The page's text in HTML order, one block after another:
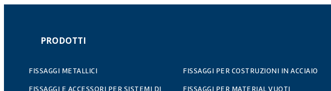
PRODOTTI
FISSAGGI METALLICI FISSAGGI PER COSTRUZIONI IN ACCIAIO
FISSAGGI E ACCESSORI PER SISTEMI DI
FISSAGGI PER MATERIAL VUOTI